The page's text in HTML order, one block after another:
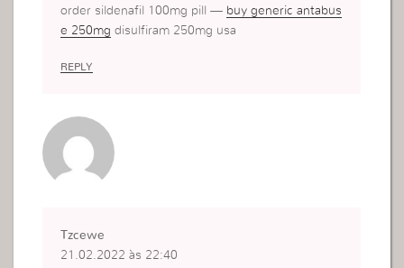
order sildenafil 100mg pill — buy generic antabus
e 250mg disulfiram 250mg usa
REPLY
Tzcewe
21.02.2022 às 22:40